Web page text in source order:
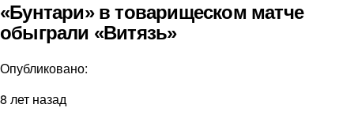
«Бунтари» в товарищеском матче
обыграли «Витязь»
Опубликовано:
8 лет назад